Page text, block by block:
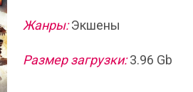
Жанры:Экшены
Размер загрузки:3.96 Gb